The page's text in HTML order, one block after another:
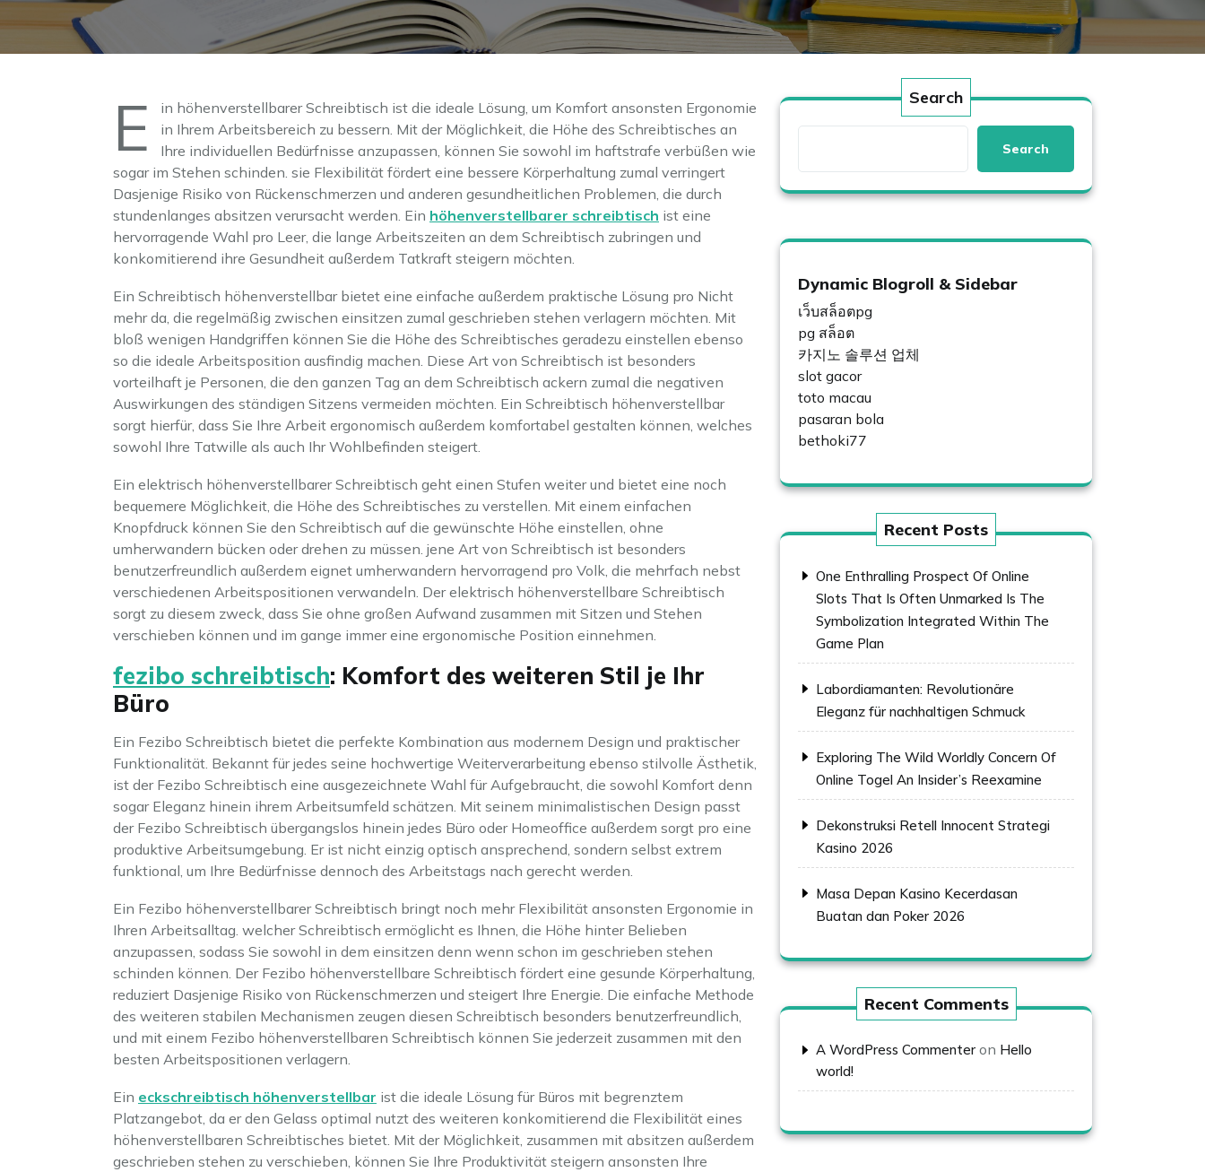
E
in höhenverstellbarer Schreibtisch ist die ideale Lösung, um Komfort ansonsten Ergonomie
in Ihrem Arbeitsbereich zu bessern. Mit der Möglichkeit, die Höhe des Schreibtisches an
Ihre individuellen Bedürfnisse anzupassen, können Sie sowohl im haftstrafe verbüßen wie
sogar im Stehen schinden. sie Flexibilität fördert eine bessere Körperhaltung zumal verringert
Dasjenige Risiko von Rückenschmerzen und anderen gesundheitlichen Problemen, die durch
stundenlanges absitzen verursacht werden. Ein höhenverstellbarer schreibtisch ist eine
hervorragende Wahl pro Leer, die lange Arbeitszeiten an dem Schreibtisch zubringen und
konkomitierend ihre Gesundheit außerdem Tatkraft steigern möchten.
Ein Schreibtisch höhenverstellbar bietet eine einfache außerdem praktische Lösung pro Nicht
mehr da, die regelmäßig zwischen einsitzen zumal geschrieben stehen verlagern möchten. Mit
bloß wenigen Handgriffen können Sie die Höhe des Schreibtisches geradezu einstellen ebenso
so die ideale Arbeitsposition ausfindig machen. Diese Art von Schreibtisch ist besonders
vorteilhaft je Personen, die den ganzen Tag an dem Schreibtisch ackern zumal die negativen
Auswirkungen des ständigen Sitzens vermeiden möchten. Ein Schreibtisch höhenverstellbar
sorgt hierfür, dass Sie Ihre Arbeit ergonomisch außerdem komfortabel gestalten können, welches
sowohl Ihre Tatwille als auch Ihr Wohlbefinden steigert.
Ein elektrisch höhenverstellbarer Schreibtisch geht einen Stufen weiter und bietet eine noch
bequemere Möglichkeit, die Höhe des Schreibtisches zu verstellen. Mit einem einfachen
Knopfdruck können Sie den Schreibtisch auf die gewünschte Höhe einstellen, ohne
umherwandern bücken oder drehen zu müssen. jene Art von Schreibtisch ist besonders
benutzerfreundlich außerdem eignet umherwandern hervorragend pro Volk, die mehrfach nebst
verschiedenen Arbeitspositionen verwandeln. Der elektrisch höhenverstellbare Schreibtisch
sorgt zu diesem zweck, dass Sie ohne großen Aufwand zusammen mit Sitzen und Stehen
verschieben können und im gange immer eine ergonomische Position einnehmen.
fezibo schreibtisch: Komfort des weiteren Stil je Ihr
Büro
Ein Fezibo Schreibtisch bietet die perfekte Kombination aus modernem Design und praktischer
Funktionalität. Bekannt für jedes seine hochwertige Weiterverarbeitung ebenso stilvolle Ästhetik,
ist der Fezibo Schreibtisch eine ausgezeichnete Wahl für Aufgebraucht, die sowohl Komfort denn
sogar Eleganz hinein ihrem Arbeitsumfeld schätzen. Mit seinem minimalistischen Design passt
der Fezibo Schreibtisch übergangslos hinein jedes Büro oder Homeoffice außerdem sorgt pro eine
produktive Arbeitsumgebung. Er ist nicht einzig optisch ansprechend, sondern selbst extrem
funktional, um Ihre Bedürfnisse dennoch des Arbeitstags nach gerecht werden.
Ein Fezibo höhenverstellbarer Schreibtisch bringt noch mehr Flexibilität ansonsten Ergonomie in
Ihren Arbeitsalltag. welcher Schreibtisch ermöglicht es Ihnen, die Höhe hinter Belieben
anzupassen, sodass Sie sowohl in dem einsitzen denn wenn schon im geschrieben stehen
schinden können. Der Fezibo höhenverstellbare Schreibtisch fördert eine gesunde Körperhaltung,
reduziert Dasjenige Risiko von Rückenschmerzen und steigert Ihre Energie. Die einfache Methode
des weiteren stabilen Mechanismen zeugen diesen Schreibtisch besonders benutzerfreundlich,
und mit einem Fezibo höhenverstellbaren Schreibtisch können Sie jederzeit zusammen mit den
besten Arbeitspositionen verlagern.
Ein eckschreibtisch höhenverstellbar ist die ideale Lösung für Büros mit begrenztem
Platzangebot, da er den Gelass optimal nutzt des weiteren konkomitierend die Flexibilität eines
höhenverstellbaren Schreibtisches bietet. Mit der Möglichkeit, zusammen mit absitzen außerdem
geschrieben stehen zu verschieben, können Sie Ihre Produktivität steigern ansonsten Ihre
Search
Search
Dynamic Blogroll & Sidebar
เว็บสล็อตpg
pg สล็อต
카지노 솔루션 업체
slot gacor
toto macau
pasaran bola
bethoki77
Recent Posts
One Enthralling Prospect Of Online
Slots That Is Often Unmarked Is The
Symbolization Integrated Within The
Game Plan
Labordiamanten: Revolutionäre
Eleganz für nachhaltigen Schmuck
Exploring The Wild Worldly Concern Of
Online Togel An Insider’s Reexamine
Dekonstruksi Retell Innocent Strategi
Kasino 2026
Masa Depan Kasino Kecerdasan
Buatan dan Poker 2026
Recent Comments
A WordPress Commenter on Hello
world!